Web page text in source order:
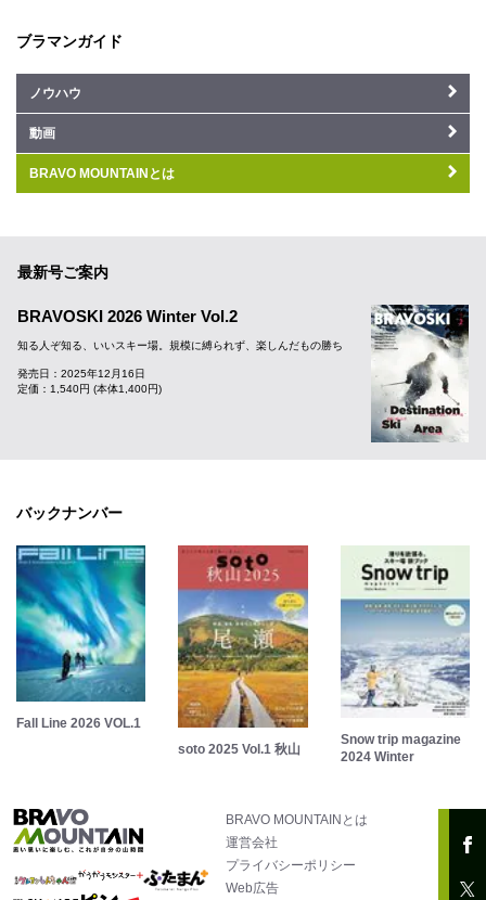
ブラマンガイド
ノウハウ
動画
BRAVO MOUNTAINとは
最新号ご案内
BRAVOSKI 2026 Winter Vol.2
知る人ぞ知る、いいスキー場。規模に縛られず、楽しんだもの勝ち
発売日：2025年12月16日
定価：1,540円 (本体1,400円)
バックナンバー
Fall Line 2026 VOL.1
soto 2025 Vol.1 秋山
Snow trip magazine
2024 Winter
BRAVO MOUNTAINとは
運営会社
プライバシーポリシー
Web広告